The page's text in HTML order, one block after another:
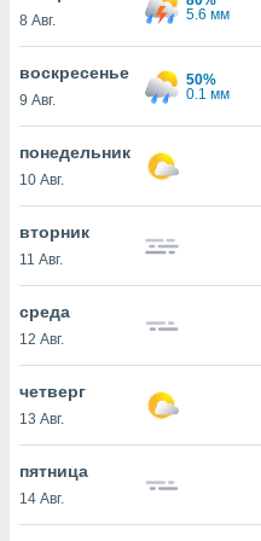
действия
рекламу
нашей
cookie
cookie
в
нашего
8 Авг.
5.6 мм
воскресенье
9 Авг.
50%
0.1 мм
понедельник
10 Авг.
вторник
11 Авг.
среда
12 Авг.
четверг
13 Авг.
пятница
14 Авг.